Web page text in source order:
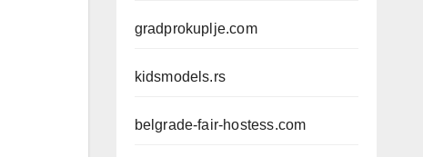
gradprokuplje.com
kidsmodels.rs
belgrade-fair-hostess.com